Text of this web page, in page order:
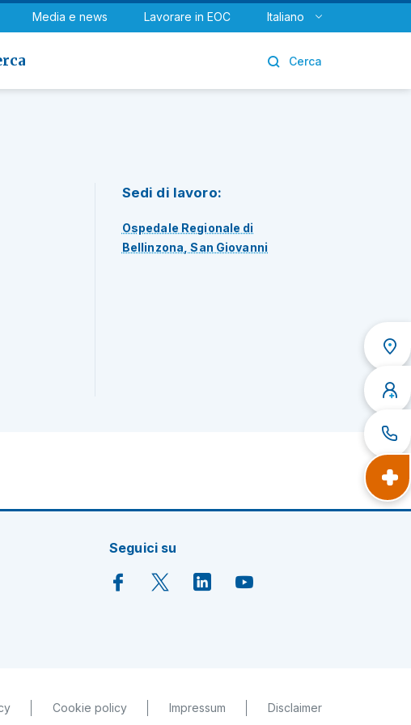
Media e news Lavorare in EOC Italiano
Cerca
Urologia
Sedi di lavoro:
Ospedale Regionale di
Bellinzona, San Giovanni
Seguici su
Cookie policy Impressum Disclaimer